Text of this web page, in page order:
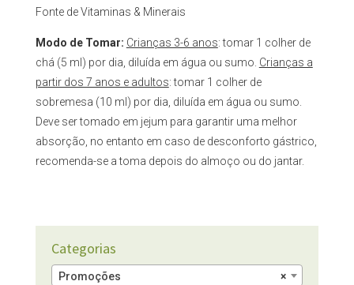
Fonte de Vitaminas & Minerais
Modo de Tomar: Crianças 3-6 anos: tomar 1 colher de
chá (5 ml) por dia, diluída em água ou sumo. Crianças a
partir dos 7 anos e adultos: tomar 1 colher de
sobremesa (10 ml) por dia, diluída em água ou sumo.
Deve ser tomado em jejum para garantir uma melhor
absorção, no entanto em caso de desconforto gástrico,
recomenda-se a toma depois do almoço ou do jantar.
Categorias
×
Promoções